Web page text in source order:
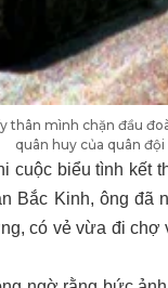
mình chặn đầu
quân huy của quân
cuộc biểu tình
Bắc Kinh, ông
có vẻ vừa đi chợ